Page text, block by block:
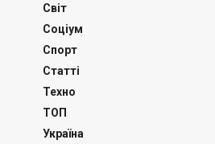
Світ
Соціум
Спорт
Статті
Техно
ТОП
Україна